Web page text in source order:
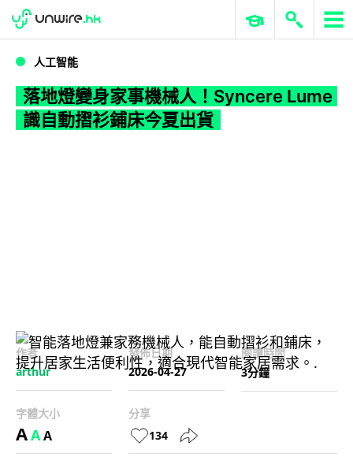
WWDC 2026 ERP 與商業 AI
人工智能
落地燈變身家事機械人！Syncere Lume
識自動摺衫鋪床今夏出貨
作者
arthur
發佈日期
2026-04-27
閱讀時間
3分鐘
字體大小
AAA
分享
134